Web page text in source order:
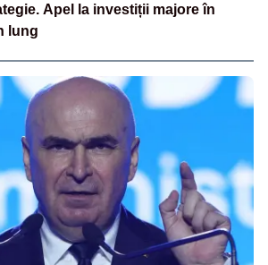
Apel la investiții majore în
lung